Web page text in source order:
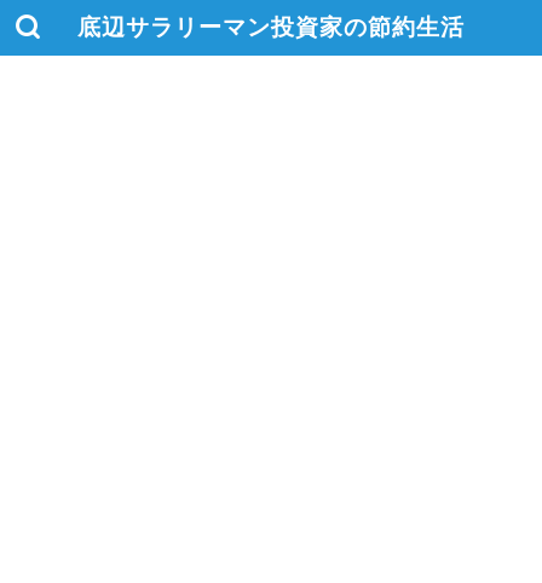
底辺サラリーマン投資家の節約生活